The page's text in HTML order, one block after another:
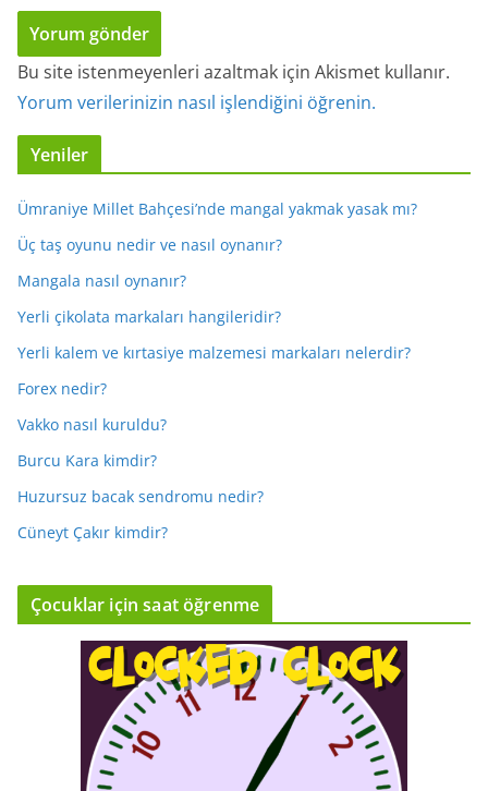
Bu site istenmeyenleri azaltmak için Akismet kullanır.
Yorum verilerinizin nasıl işlendiğini öğrenin.
Yeniler
Ümraniye Millet Bahçesi’nde mangal yakmak yasak mı?
Üç taş oyunu nedir ve nasıl oynanır?
Mangala nasıl oynanır?
Yerli çikolata markaları hangileridir?
Yerli kalem ve kırtasiye malzemesi markaları nelerdir?
Forex nedir?
Vakko nasıl kuruldu?
Burcu Kara kimdir?
Huzursuz bacak sendromu nedir?
Cüneyt Çakır kimdir?
Çocuklar için saat öğrenme